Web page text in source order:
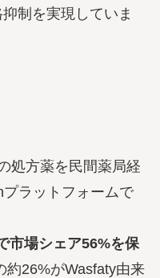
制を実現していま
処方薬を民間薬局経
ラットフォームで
市場シェア56%を保
約26%がWasfaty由来